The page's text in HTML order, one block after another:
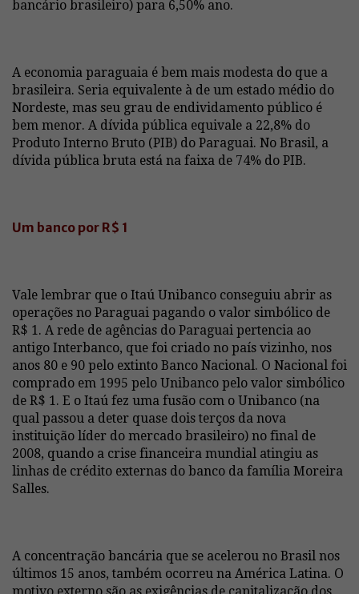
bancário brasileiro) para 6,50% ano.
A economia paraguaia é bem mais modesta do que a
brasileira. Seria equivalente à de um estado médio do
Nordeste, mas seu grau de endividamento público é
bem menor. A dívida pública equivale a 22,8% do
Produto Interno Bruto (PIB) do Paraguai. No Brasil, a
dívida pública bruta está na faixa de 74% do PIB.
Um banco por R$ 1
Vale lembrar que o Itaú Unibanco conseguiu abrir as
operações no Paraguai pagando o valor simbólico de
R$ 1. A rede de agências do Paraguai pertencia ao
antigo Interbanco, que foi criado no país vizinho, nos
anos 80 e 90 pelo extinto Banco Nacional. O Nacional foi
comprado em 1995 pelo Unibanco pelo valor simbólico
de R$ 1. E o Itaú fez uma fusão com o Unibanco (na
qual passou a deter quase dois terços da nova
instituição líder do mercado brasileiro) no final de
2008, quando a crise financeira mundial atingiu as
linhas de crédito externas do banco da família Moreira
Salles.
A concentração bancária que se acelerou no Brasil nos
últimos 15 anos, também ocorreu na América Latina. O